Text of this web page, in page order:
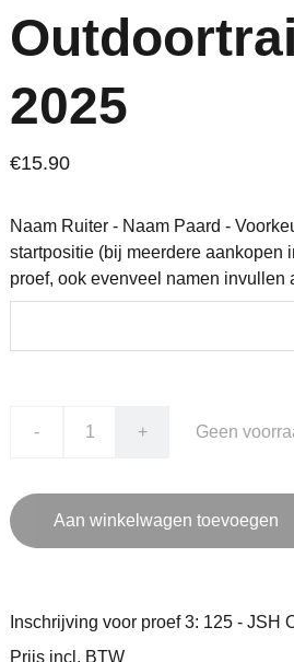
2025
€15.90
Naam Ruiter - Naam Paard -
startpositie (bij meerdere aankopen
proef, ook evenveel namen invullen
- + Geen
Aan winkelwagen toevoegen
Inschrijving voor proef 3: 125 - JSH
Prijs incl. BTW